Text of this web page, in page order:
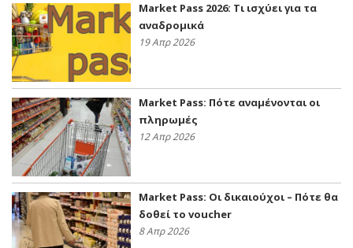
Market Pass 2026: Τι ισχύει για τα
αναδρομικά
19 Απρ 2026
Market Pass: Πότε αναμένονται οι
πληρωμές
12 Απρ 2026
Market Pass: Οι δικαιούχοι – Πότε θα
δοθεί το voucher
8 Απρ 2026